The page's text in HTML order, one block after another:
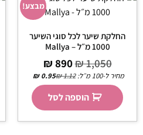
מבצע!
החלקת שיער לכל סוגי השיער
1000 מ״ל – Mallya
₪1,050
₪890
מחיר ל-100 מ״ל: ₪1.12
₪0.95
הוספה לסל